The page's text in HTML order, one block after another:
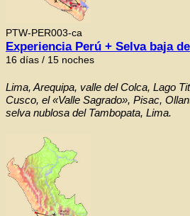
PTW-PER003-ca
Experiencia Perú + Selva baja
16 días / 15 noches
Lima, Arequipa, valle del Colca, Lago
Cusco, el «Valle Sagrado», Pisac,
selva nublosa del Tambopata, Lima.